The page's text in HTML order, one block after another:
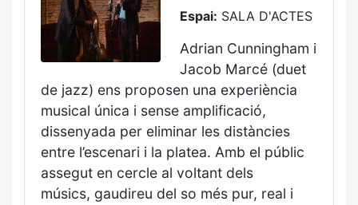
Espai: SALA D'ACTES
Adrian Cunningham i
Jacob Marcé (duet
de jazz) ens proposen una experiència
musical única i sense amplificació,
dissenyada per eliminar les distàncies
entre l’escenari i la platea. Amb el públic
assegut en cercle al voltant dels
músics, gaudireu del so més pur, real i